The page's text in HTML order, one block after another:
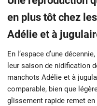
en plus tôt chez
Adélie et à
En l’espace d’une
leur saison de nidification
manchots Adélie et à
comparable, bien que
glissement rapide remet